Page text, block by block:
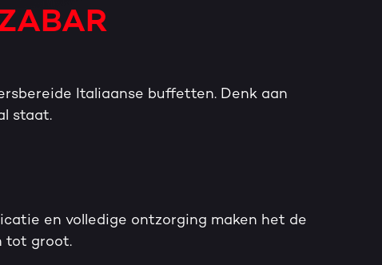
Italiaanse buffetten. Denk aan
staat.
en volledige ontzorging maken het de
tot groot.